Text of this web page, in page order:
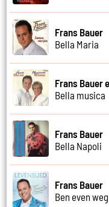
Frans Bauer
Bella Maria
Frans Bauer
Bella musica
Frans Bauer
Bella Napoli
Frans Bauer
Ben even weg